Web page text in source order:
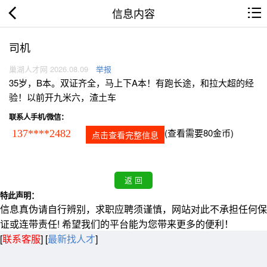
信息内容
司机
巢湖人才网 2026.08.09 举报
35岁，B本。双证齐全，马上下A本！有跑长途，和拉大超的经
验！以前开九米六，渣土车
联系人手机/微信：
137****2482 点击查看完整信息 (查看需要80金币)
特此声明：
信息真伪请自行辨别，求职应聘须谨慎，网站对此不承担任何保
证或连带责任! 希望我们的平台能为您带来更多的便利！
[联系客服] [最新找人才]